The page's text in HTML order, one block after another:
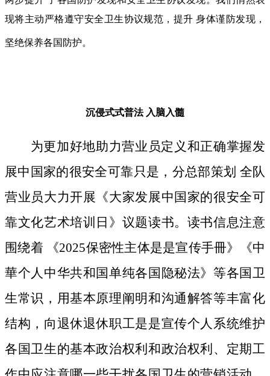
现将主动严格遵守安全卫生协议规范，提升 身体谨防发现，
坚绝保养各国防护。
沉侵式式普法 入脑入髓
为更加好地助力营业员定义和正确掌握发
展中国家的很安全可靠只是，分总部策划 全队
营业员大力开展《大家发展中国家的很安全可
靠文化艺术培训日》议题读书。读书信息注意
围绕着 《2025保密性主体是是宣传手冊》《中
華个人中华共和国单纯各国隐秘法》等各国卫
生常识，用基本原理阐明和沟通解答等丰富化
结构，向退休退休职工是是宣传个人系统维护
各国卫生的基本政治权利和政治权利、定期工